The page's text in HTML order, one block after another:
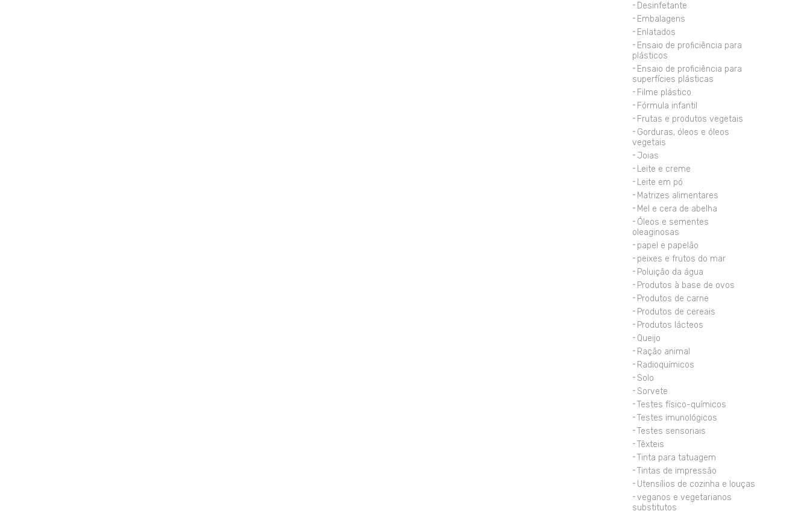
Desinfetante
Embalagens
Enlatados
Ensaio de proficiência para
plásticos
Ensaio de proficiência para
superfícies plásticas
Filme plástico
Fórmula infantil
Frutas e produtos vegetais
Gorduras, óleos e óleos
vegetais
Joias
Leite e creme
Leite em pó
Matrizes alimentares
Mel e cera de abelha
Óleos e sementes
oleaginosas
papel e papelão
peixes e frutos do mar
Poluição da água
Produtos à base de ovos
Produtos de carne
Produtos de cereais
Produtos lácteos
Queijo
Ração animal
Radioquímicos
Solo
Sorvete
Testes físico-químicos
Testes imunológicos
Testes sensoriais
Têxteis
Tinta para tatuagem
Tintas de impressão
Utensílios de cozinha e louças
veganos e vegetarianos
substitutos